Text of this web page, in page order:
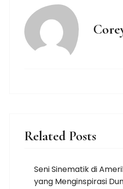
Related Posts
Seni Sinematik di
yang Menginspirasi